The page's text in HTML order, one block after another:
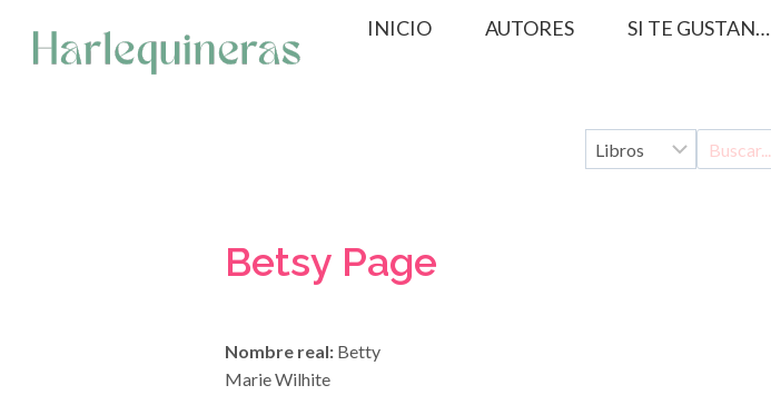
contenido
INICIO AUTORES SI TE GUSTAN…
Betsy Page
Nombre real: Betty
Marie Wilhite